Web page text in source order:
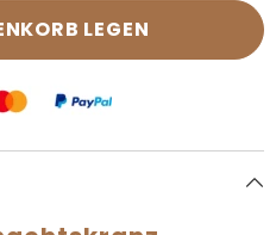
LEGEN